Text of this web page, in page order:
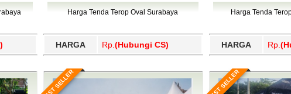
Way Kanan, Wonogiri, Wonosobo, Yahukimo, Yalimo,
Harga Tenda Terop Oval Surabaya
HARGA Rp. (Hubungi CS)
Harga Tenda
HARGA Rp.
BEST SELLER BEST SELLER